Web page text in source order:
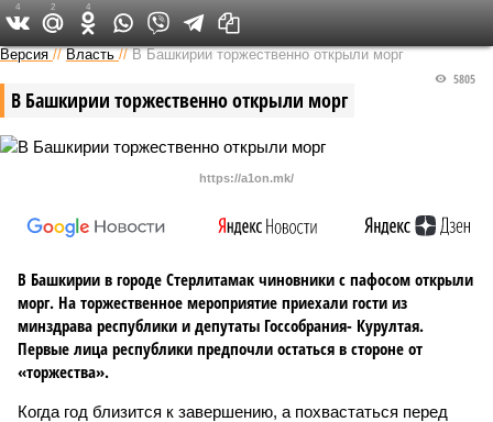
Версия в Башкирии
Версия //Власть //В Башкирии торжественно открыли морг
В Башкирии торжественно открыли морг
5805
https://a1on.mk/
В Башкирии в городе Стерлитамак чиновники с пафосом открыли
морг. На торжественное мероприятие приехали гости из
минздрава республики и депутаты Госсобрания- Курултая.
Первые лица республики предпочли остаться в стороне от
«торжества».
Когда год близится к завершению, а похвастаться перед
4 2 4